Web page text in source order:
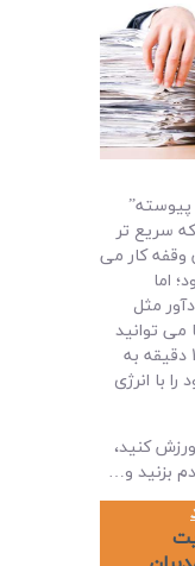
سریع تر
وقفه کار می
اما
مثل
توانید
هر نیم ساعت یکبار حداقل 5 الی 10 دقیقه به
با انرژی
ورزش کنید،
بزنید و…